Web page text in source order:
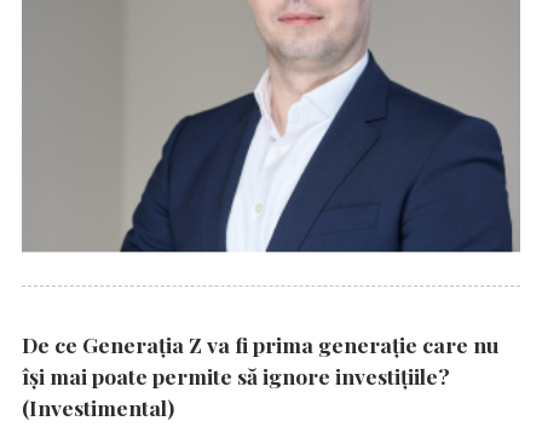
De ce Generația Z va fi prima generație care nu
își mai poate permite să ignore investițiile?
(Investimental)